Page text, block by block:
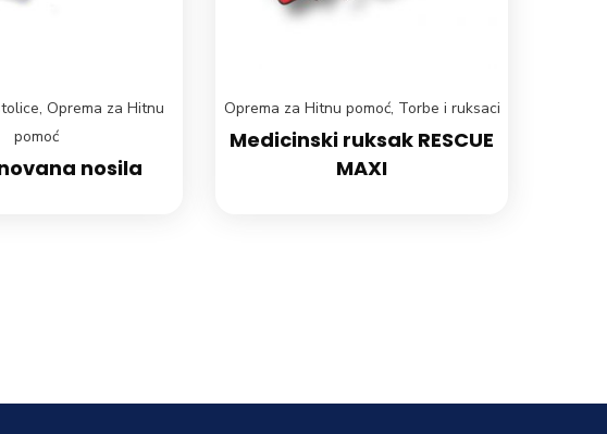
, Oprema za Hitnu
pomoć
nosila
Oprema za Hitnu pomoć, Torbe i ruksaci
Medicinski ruksak RESCUE
MAXI